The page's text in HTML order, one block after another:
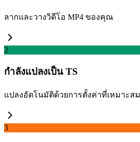
ลากและวางวิดีโอ MP4 ของคุณ
2
กำลังแปลงเป็น TS
แปลงอัตโนมัติด้วยการตั้งค่าที่เหมาะสม
3